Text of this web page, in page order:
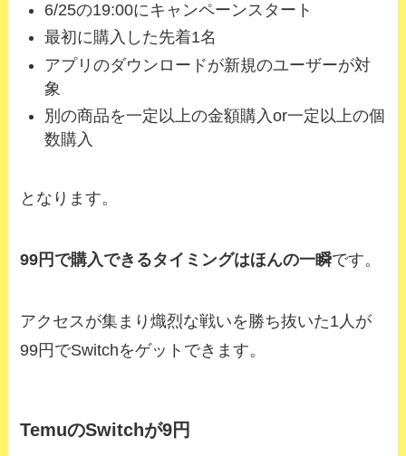
6/25の19:00にキャンペーンスタート
最初に購入した先着1名
アプリのダウンロードが新規のユーザーが対
象
別の商品を一定以上の金額購入or一定以上の個
数購入
となります。
99円で購入できるタイミングはほんの一瞬です。
アクセスが集まり熾烈な戦いを勝ち抜いた1人が
99円でSwitchをゲットできます。
TemuのSwitchが9円